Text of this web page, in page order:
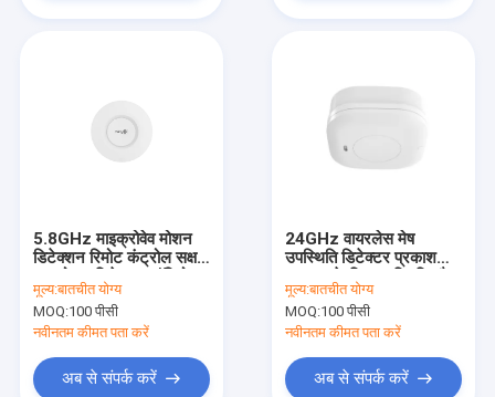
वी.आर. शो
गुणवत्ता नियंत्रण
हमसे संपर्क करें
समाचार
5.8GHz माइक्रोवेव मोशन
डिटेक्शन रिमोट कंट्रोल सक्षम
छत मोशन डिटेक्टर कॉरिडोर
के लिए डिज़ाइन किया गया
मूल्य:बातचीत योग्य
MOQ:100 पीसी
नवीनतम कीमत पता करें
अब से संपर्क करें
24GHz वायरलेस मेष
उपस्थिति डिटेक्टर प्रकाश
व्यवस्था के लिए उपस्थिति और
चमक पर निर्भर स्वचालित
नियंत्रण
मूल्य:बातचीत योग्य
MOQ:100 पीसी
नवीनतम कीमत पता करें
अब से संपर्क करें